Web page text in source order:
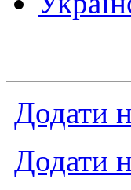
Додати
Додати